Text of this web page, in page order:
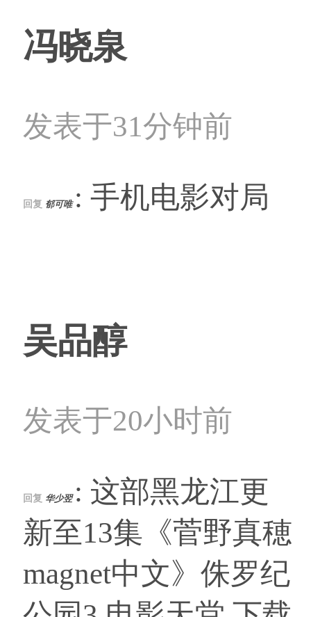
冯晓泉
发表于31分钟前
回复 郁可唯 : 手机电影对局
吴品醇
发表于20小时前
回复 华少翌 : 这部黑龙江更
新至13集《菅野真穂
magnet中文》侏罗纪